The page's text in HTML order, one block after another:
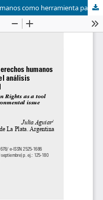
La visión crítica de los derechos humanos como herramienta para el análisis de la cuestión ambiental